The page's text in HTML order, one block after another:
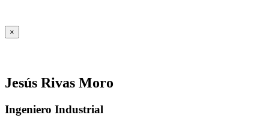
×
Jesús Rivas Moro
Ingeniero Industrial